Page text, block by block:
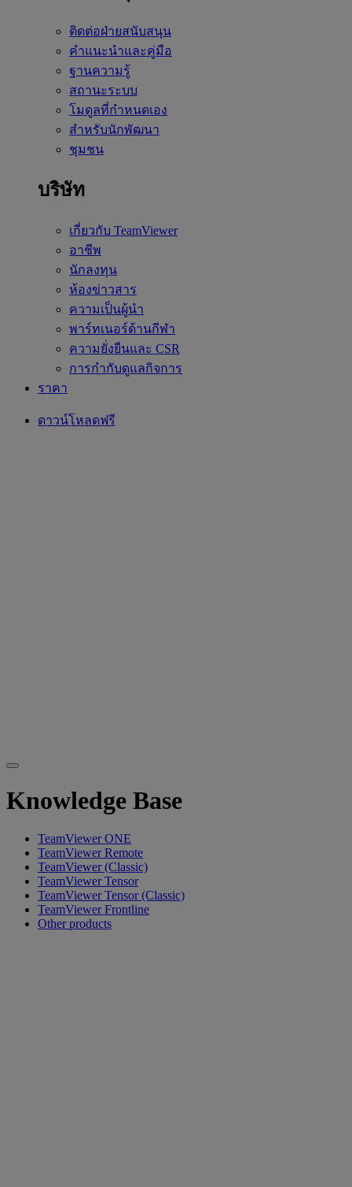
ติดต่อฝ่ายสนับสนุน
คำแนะนำและคู่มือ
ฐานความรู้
สถานะระบบ
โมดูลที่กำหนดเอง
สำหรับนักพัฒนา
ชุมชน
บริษัท
เกี่ยวกับ TeamViewer
อาชีพ
นักลงทุน
ห้องข่าวสาร
ความเป็นผู้นำ
พาร์ทเนอร์ด้านกีฬา
ความยั่งยืนและ CSR
การกำกับดูแลกิจการ
ราคา
ดาวน์โหลดฟรี
Knowledge Base
TeamViewer ONE
TeamViewer Remote
TeamViewer (Classic)
TeamViewer Tensor
TeamViewer Tensor (Classic)
TeamViewer Frontline
Other products